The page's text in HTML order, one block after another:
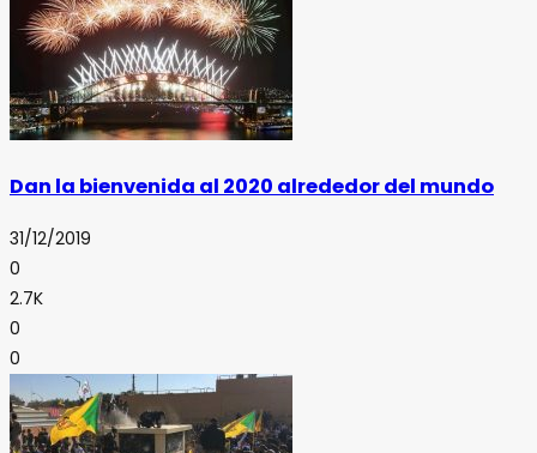
Dan la bienvenida al 2020 alrededor del mundo
31/12/2019
0
2.7K
0
0